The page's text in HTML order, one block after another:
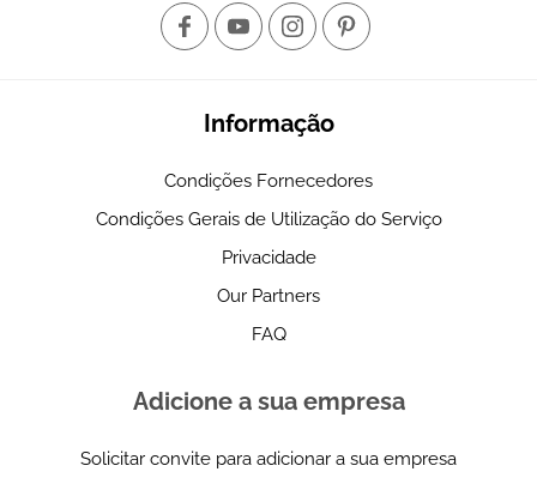
Informação
Condições Fornecedores
Condições Gerais de Utilização do Serviço
Privacidade
Our Partners
FAQ
Adicione a sua empresa
Solicitar convite para adicionar a sua empresa